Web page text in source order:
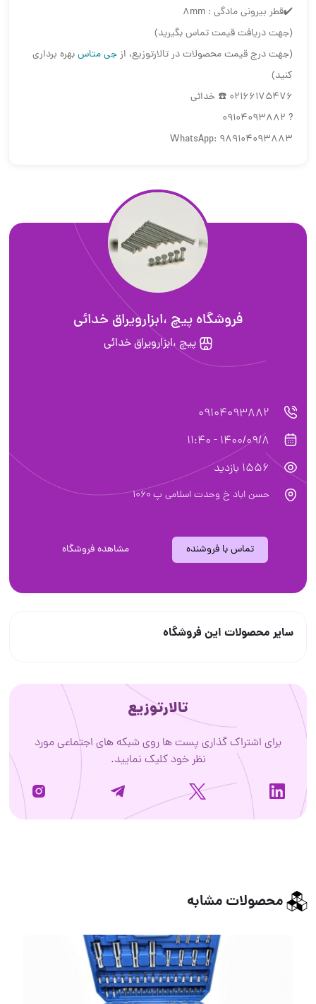
✔️قطر بیرونی مادگی : 8mm
(جهت دریافت قیمت تماس بگیرید)
(جهت درج قیمت محصولات در تالارتوزیع، ازجی متاسبهره برداری
کنید)
‎☎️ 02166175476 خدائى
? 09104093882
WhatsApp: 989104093883
فروشگاه پيچ ،ابزارويراق خدائى
پيچ ،ابزارويراق خدائى
09104093882
1400/09/8 - 11:40
1556 بازدید
حسن اباد خ وحدت اسلامى پ ١٠٦٠
تماس با فروشنده مشاهده فروشگاه
سایر محصولات این فروشگاه
تالارتوزیع
برای اشتراک گذاری پست ها روی شبکه های اجتماعی مورد
نظر خود کلیک نمایید.
محصولات مشابه